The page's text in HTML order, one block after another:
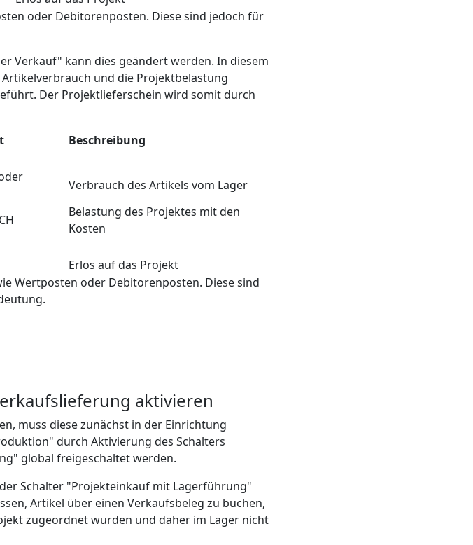
oder Debitorenposten. Diese sind jedoch für
Verkauf" kann dies geändert werden. In diesem
und die Projektbelastung
Der Projektlieferschein wird somit durch
Beschreibung
Verbrauch des Artikels vom Lager
Belastung des Projektes mit den
Kosten
Erlös auf das Projekt
Wertposten oder Debitorenposten. Diese sind
aktivieren
muss diese zunächst in der Einrichtung
durch Aktivierung des Schalters
global freigeschaltet werden.
Schalter "Projekteinkauf mit Lagerführung"
Artikel über einen Verkaufsbeleg zu buchen,
zugeordnet wurden und daher im Lager nicht